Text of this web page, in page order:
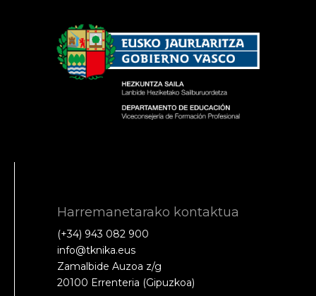
Harremanetarako kontaktua
(+34) 943 082 900
info@tknika.eus
Zamalbide Auzoa z/g
20100 Errenteria (Gipuzkoa)